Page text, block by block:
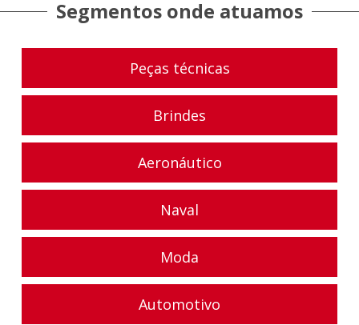
Segmentos onde atuamos
Peças técnicas
Brindes
Aeronáutico
Naval
Moda
Automotivo